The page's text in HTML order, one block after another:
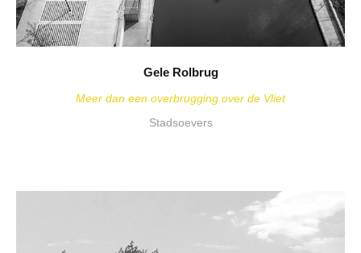
Gele Rolbrug
Meer dan een overbrugging over de Vliet
Stadsoevers